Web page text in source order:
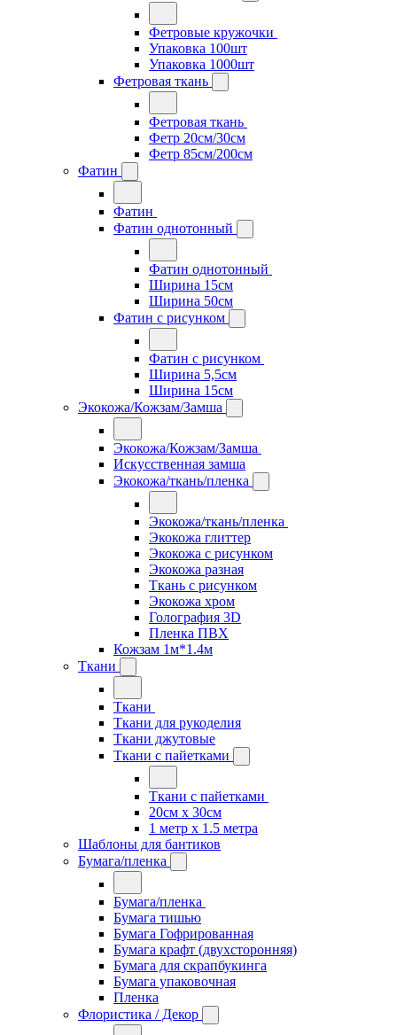
Фетровые кружочки
Упаковка 100шт
Упаковка 1000шт
Фетровая ткань
Фетровая ткань
Фетр 20см/30см
Фетр 85см/200см
Фатин
Фатин
Фатин однотонный
Фатин однотонный
Ширина 15см
Ширина 50см
Фатин с рисунком
Фатин с рисунком
Ширина 5,5см
Ширина 15см
Экокожа/Кожзам/Замша
Экокожа/Кожзам/Замша
Искусственная замша
Экокожа/ткань/пленка
Экокожа/ткань/пленка
Экокожа глиттер
Экокожа с рисунком
Экокожа разная
Ткань с рисунком
Экокожа хром
Голография 3D
Пленка ПВХ
Кожзам 1м*1.4м
Ткани
Ткани
Ткани для рукоделия
Ткани джутовые
Ткани с пайетками
Ткани с пайетками
20см х 30см
1 метр х 1.5 метра
Шаблоны для бантиков
Бумага/пленка
Бумага/пленка
Бумага тишью
Бумага Гофрированная
Бумага крафт (двухсторонняя)
Бумага для скрапбукинга
Бумага упаковочная
Пленка
Флористика / Декор